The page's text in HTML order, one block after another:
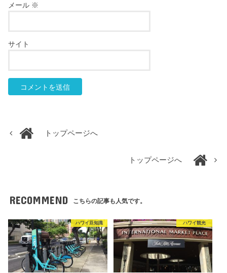
メール ※
サイト
トップページへ
トップページへ
RECOMMEND こちらの記事も人気です。
ハワイ豆知識 ハワイ観光